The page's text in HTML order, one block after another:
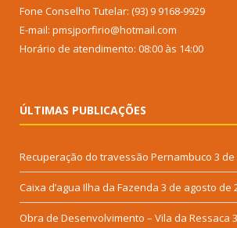
Fone Conselho Tutelar: (93) 9 9168-9929
E-mail: pmsjporfirio@hotmail.com
Horário de atendimento: 08:00 às 14:00
ÚLTIMAS PUBLICAÇÕES
Recuperação do travessão Pernambuco 3
Caixa d’agua Ilha da Fazenda 3 de agosto de
Obra de Desenvolvimento – Vila da Ressaca